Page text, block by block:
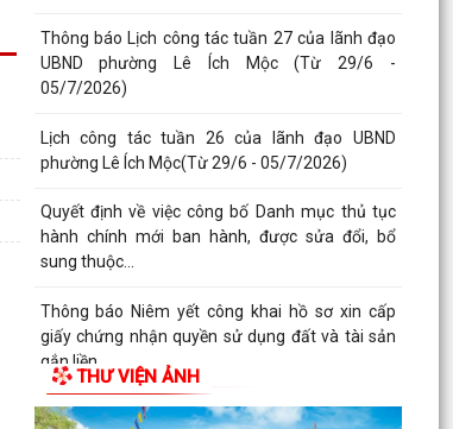
Thông báo Lịch công tác tuần 27 của lãnh đạo
UBND phường Lê Ích Mộc (Từ 29/6 -
05/7/2026)
Lịch công tác tuần 26 của lãnh đạo UBND
phường Lê Ích Mộc(Từ 29/6 - 05/7/2026)
Quyết định về việc công bố Danh mục thủ tục
hành chính mới ban hành, được sửa đổi, bổ
sung thuộc...
Thông báo Niêm yết công khai hồ sơ xin cấp
giấy chứng nhận quyền sử dụng đất và tài sản
gắn liền...
Thông báo Niêm yết công khai hồ sơ xin cấp
THƯ VIỆN ẢNH